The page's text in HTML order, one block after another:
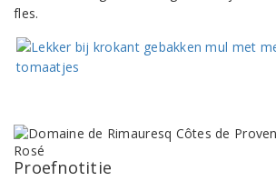
fles.
Proefnotitie